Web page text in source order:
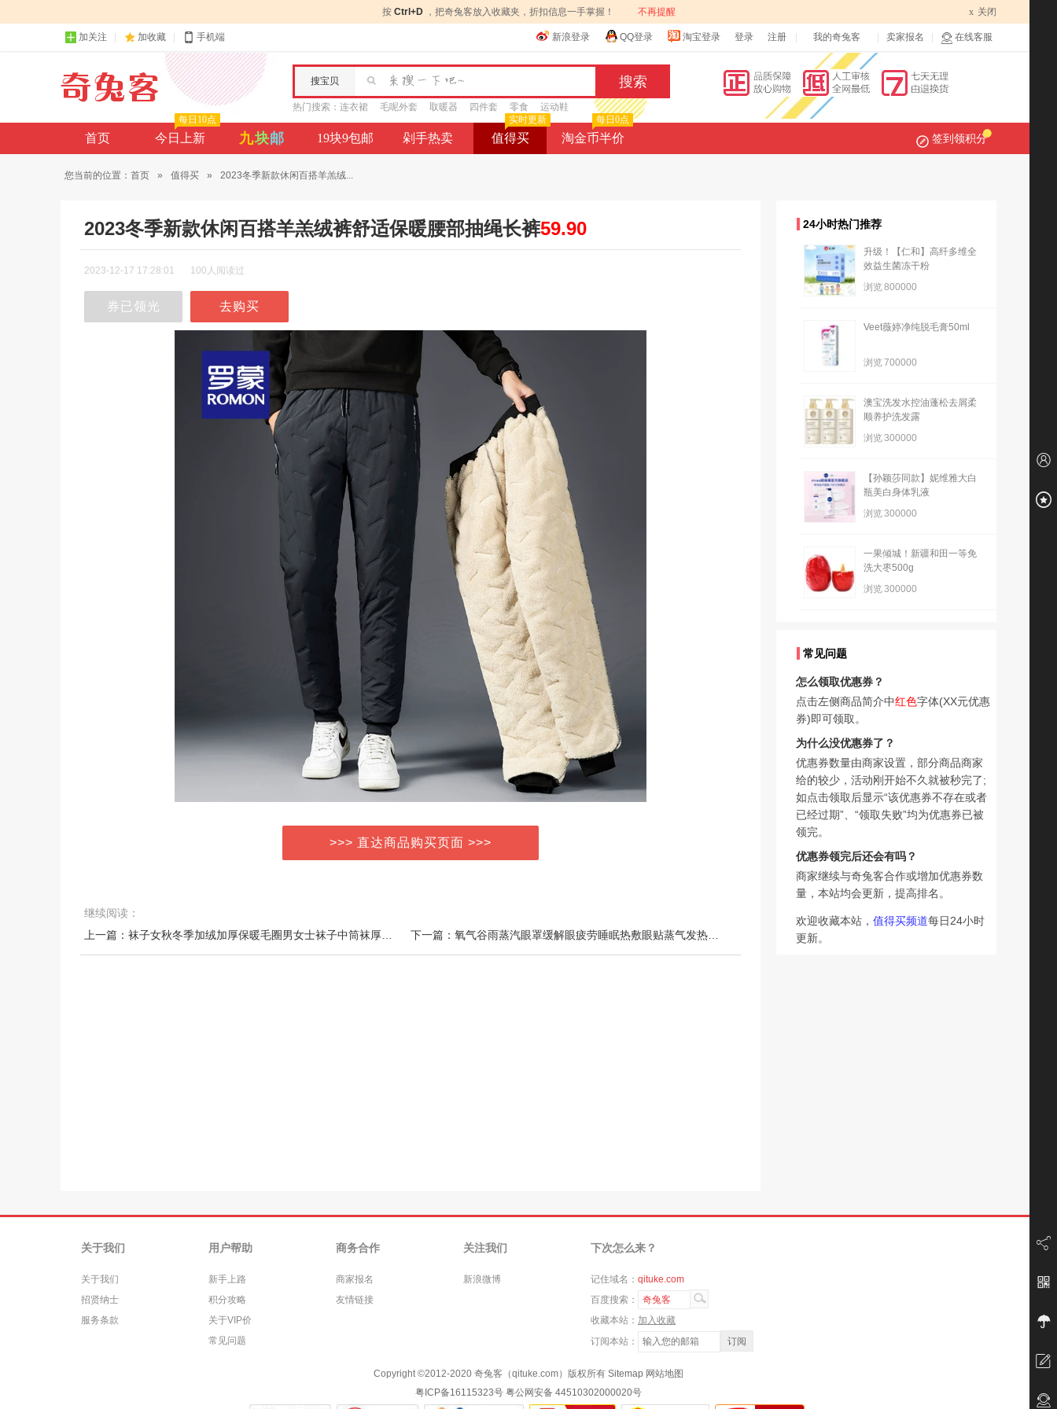
按 Ctrl+D ，把奇兔客放入收藏夹，折扣信息一手掌握！ 不再提醒 x 关闭
加关注 加收藏 手机端 新浪登录 QQ登录 淘宝登录 登录 注册 我的奇兔客 卖家报名 在线客服
搜宝贝
热门搜索： 连衣裙 毛呢外套 取暖器 四件套 零食 运动鞋
首页 今日上新
每日10点
九块邮 19块9包邮 剁手热卖 值得买
实时更新
淘金币半价
每日0点
签到领积分
您当前的位置： 首页 » 值得买 » 2023冬季新款休闲百搭羊羔绒...
2023冬季新款休闲百搭羊羔绒裤舒适保暖腰部抽绳长裤59.90
2023-12-17 17:28:01 100人阅读过
券已领光 去购买
>>> 直达商品购买页面 >>>
继续阅读：
24小时热门推荐
升级！【仁和】高纤多维全
效益生菌冻干粉
浏览800000
Veet薇婷净纯脱毛膏50ml
浏览700000
澳宝洗发水控油蓬松去屑柔
顺养护洗发露
浏览300000
【孙颖莎同款】妮维雅大白
瓶美白身体乳液
浏览300000
一果倾城！新疆和田一等免
洗大枣500g
浏览300000
常见问题
怎么领取优惠券？
点击左侧商品简介中红色字体(XX元优惠
券)即可领取。
为什么没优惠券了？
优惠券数量由商家设置，部分商品商家
给的较少，活动刚开始不久就被秒完了;
如点击领取后显示“该优惠券不存在或者
已经过期”、“领取失败”均为优惠券已被
领完。
优惠券领完后还会有吗？
商家继续与奇兔客合作或增加优惠券数
量，本站均会更新，提高排名。
欢迎收藏本站， 值得买频道每日24小时
更新。
关于我们
关于我们
招贤纳士
服务条款
用户帮助
新手上路
积分攻略
关于VIP价
常见问题
商务合作
商家报名
友情链接
关注我们
新浪微博
下次怎么来？
记住域名： qituke.com
百度搜索：
奇兔客
收藏本站： 加入收藏
订阅本站：
Copyright ©2012-2020 奇兔客（qituke.com）版权所有 Sitemap 网站地图
粤ICP备16115323号 粤公网安备 44510302000020号